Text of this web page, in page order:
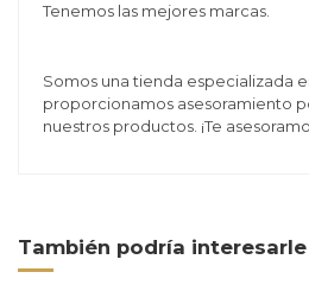
Tenemos las mejores marcas.
Somos una tienda especializada
proporcionamos asesoramiento
nuestros productos. ¡Te
También podría interesarle